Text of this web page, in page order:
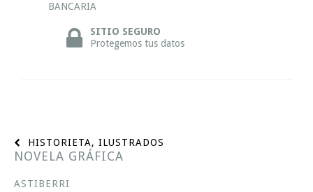
BANCARIA
SITIO SEGURO
Protegemos tus datos
HISTORIETA, ILUSTRADOS
NOVELA GRÁFICA
ASTIBERRI